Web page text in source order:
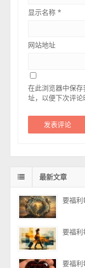
显示名称*
网站地址
在此浏览器中保
址，以便下次评论
最新文章
要福利
要福利
要福利